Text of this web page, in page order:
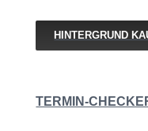
HINTERGRUND
TERMIN-